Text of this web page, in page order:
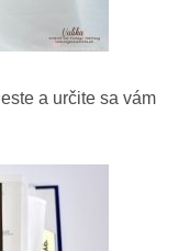
a určite sa vám